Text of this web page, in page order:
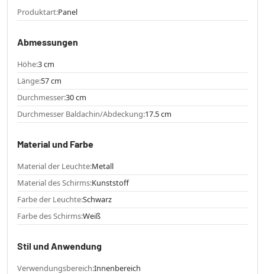
Produktart:Panel
Abmessungen
Höhe:3 cm
Länge:57 cm
Durchmesser:30 cm
Durchmesser Baldachin/Abdeckung:17.5 cm
Material und Farbe
Material der Leuchte:Metall
Material des Schirms:Kunststoff
Farbe der Leuchte:Schwarz
Farbe des Schirms:Weiß
Stil und Anwendung
Verwendungsbereich:Innenbereich